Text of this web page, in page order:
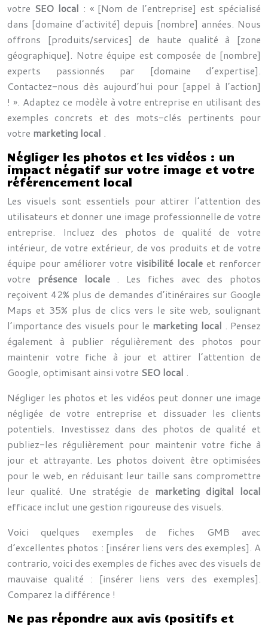
votre SEO local : « [Nom de l’entreprise] est spécialisé
dans [domaine d’activité] depuis [nombre] années. Nous
offrons [produits/services] de haute qualité à [zone
géographique]. Notre équipe est composée de [nombre]
experts passionnés par [domaine d’expertise].
Contactez-nous dès aujourd’hui pour [appel à l’action]
! ». Adaptez ce modèle à votre entreprise en utilisant des
exemples concrets et des mots-clés pertinents pour
votre marketing local .
Négliger les photos et les vidéos : un
impact négatif sur votre image et votre
référencement local
Les visuels sont essentiels pour attirer l’attention des
utilisateurs et donner une image professionnelle de votre
entreprise. Incluez des photos de qualité de votre
intérieur, de votre extérieur, de vos produits et de votre
équipe pour améliorer votre visibilité locale et renforcer
votre présence locale . Les fiches avec des photos
reçoivent 42% plus de demandes d’itinéraires sur Google
Maps et 35% plus de clics vers le site web, soulignant
l’importance des visuels pour le marketing local . Pensez
également à publier régulièrement des photos pour
maintenir votre fiche à jour et attirer l’attention de
Google, optimisant ainsi votre SEO local .
Négliger les photos et les vidéos peut donner une image
négligée de votre entreprise et dissuader les clients
potentiels. Investissez dans des photos de qualité et
publiez-les régulièrement pour maintenir votre fiche à
jour et attrayante. Les photos doivent être optimisées
pour le web, en réduisant leur taille sans compromettre
leur qualité. Une stratégie de marketing digital local
efficace inclut une gestion rigoureuse des visuels.
Voici quelques exemples de fiches GMB avec
d’excellentes photos : [insérer liens vers des exemples]. A
contrario, voici des exemples de fiches avec des visuels de
mauvaise qualité : [insérer liens vers des exemples].
Comparez la différence !
Ne pas répondre aux avis (positifs et